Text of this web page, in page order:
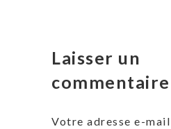
Laisser un
commentaire
Votre adresse e-mail